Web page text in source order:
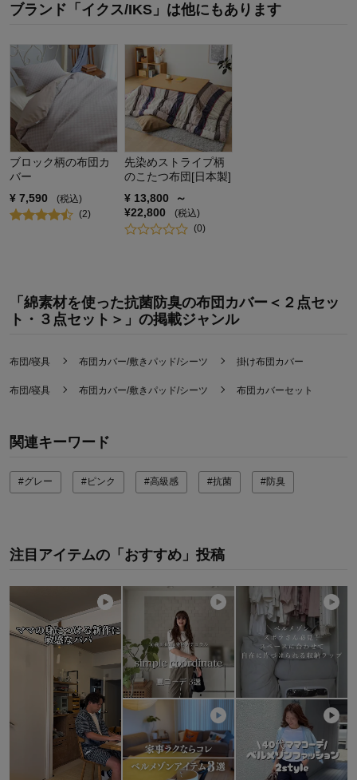
ブランド「イクス/IKS」は他にもあります
ブロック柄の布団カ
バー
¥ 7,590
(税込)
(2)
先染めストライプ柄
のこたつ布団[日本製]
¥ 13,800
～
¥22,800
(税込)
(0)
「綿素材を使った抗菌防臭の布団カバー＜２点セッ
ト・３点セット＞」の掲載ジャンル
布団/寝具 布団カバー/敷きパッド/シーツ 掛け布団カバー
布団/寝具 布団カバー/敷きパッド/シーツ 布団カバーセット
関連キーワード
#グレー #ピンク #高級感 #抗菌 #防臭
注目アイテムの「おすすめ」投稿